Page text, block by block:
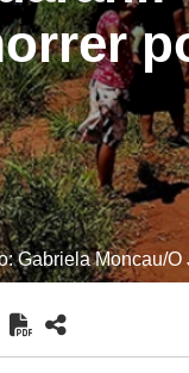
Gabriela Moncau/O